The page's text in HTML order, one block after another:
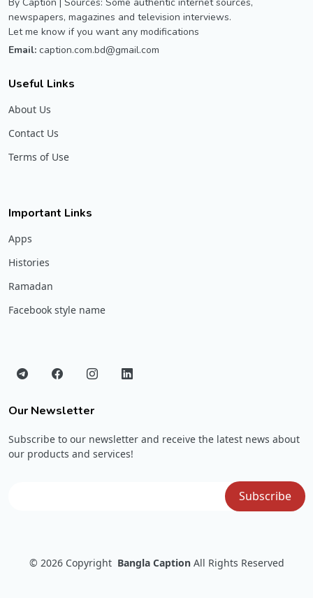
newspapers, magazines and television interviews.
Let me know if you want any modifications
Email: caption.com.bd@gmail.com
Useful Links
About Us
Contact Us
Terms of Use
Important Links
Apps
Histories
Ramadan
Facebook style name
Our Newsletter
Subscribe to our newsletter and receive the latest news about
our products and services!
© 2026 Copyright Bangla Caption All Rights Reserved